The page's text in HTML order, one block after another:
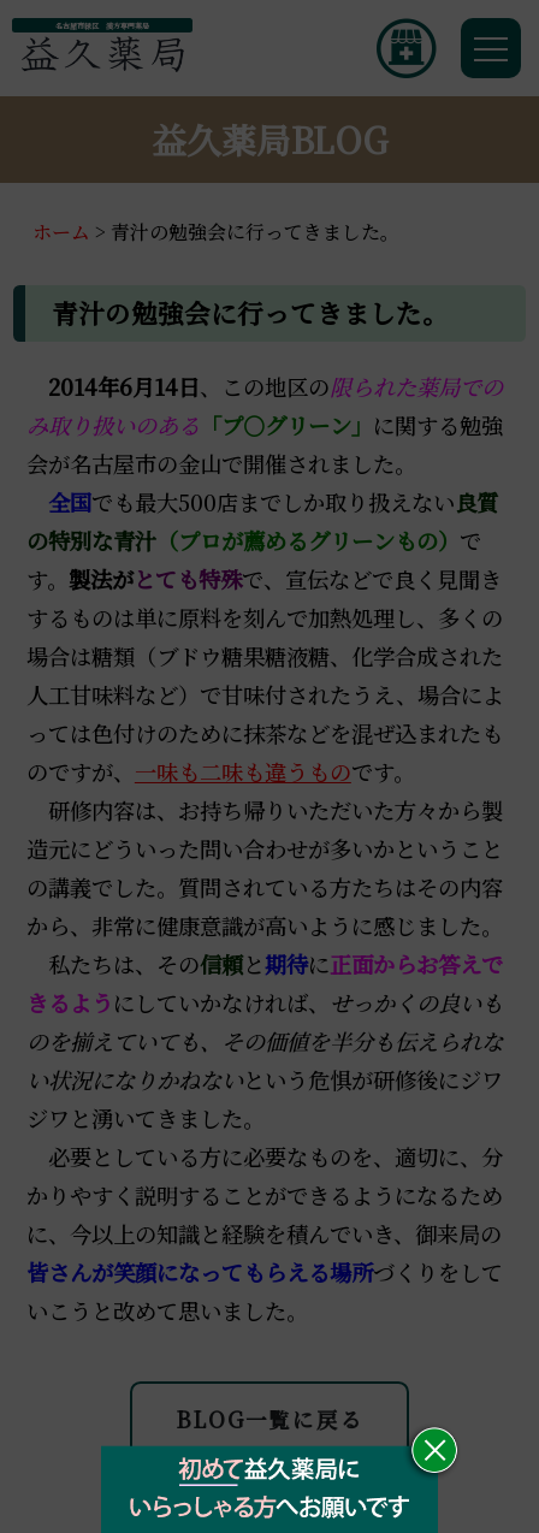
名古屋市緑区 漢方専門薬局
益久薬局BLOG
ホーム > 青汁の勉強会に行ってきました。
青汁の勉強会に行ってきました。
2014年6月14日、この地区の限られた薬局での
み取り扱いのある 「プ○グリーン」 に関する勉強
会が名古屋市の金山で開催されました。
全国でも最大500店までしか取り扱えない良質
の特別な青汁（プロが薦めるグリーンもの） で
す。 製法がとても特殊で、宣伝などで良く見聞き
するものは単に原料を刻んで加熱処理し、多くの
場合は糖類（ブドウ糖果糖液糖、化学合成された
人工甘味料など）で甘味付されたうえ、場合によ
っては色付けのために抹茶などを混ぜ込まれたも
のですが、 一味も二味も違うものです。
研修内容は、お持ち帰りいただいた方々から製
造元にどういった問い合わせが多いかということ
の講義でした。質問されている方たちはその内容
から、非常に健康意識が高いように感じました。
私たちは、その信頼と期待に正面からお答えで
きるようにしていかなければ、 せっかくの良いも
のを揃えていても、その価値を半分も伝えられな
い状況になりかねないという危惧が研修後にジワ
ジワと湧いてきました。
必要としている方に必要なものを、適切に、分
かりやすく説明することができるようになるため
に、今以上の知識と経験を積んでいき、御来局の
皆さんが笑顔になってもらえる場所づくりをして
いこうと改めて思いました。
BLOG一覧に戻る